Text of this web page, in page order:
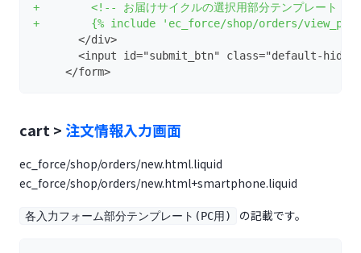
+        <!-- お届けサイクルの選択用部分テンプレート (
+        {% include 'ec_force/shop/orders/
       </div>
<input id="submit_btn" class="default-hide"
     </form>
cart > 注文情報入力画面
ec_force/shop/orders/new.html.liquid
ec_force/shop/orders/new.html+smartphone.liquid
各入力フォーム部分テンプレート(PC用) の記載です。